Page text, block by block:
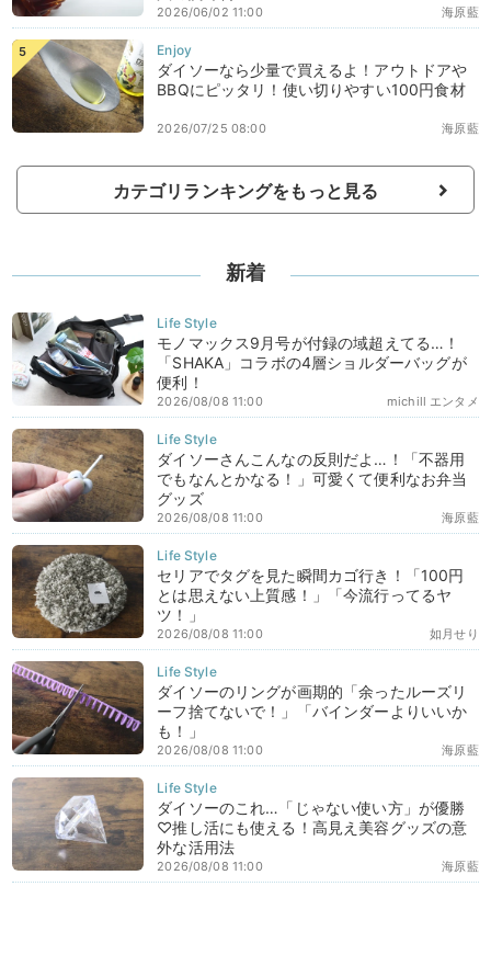
海原藍
2026/06/02 11:00
ダイソーなら少量で買えるよ！アウトドアや
BBQにピッタリ！使い切りやすい100円食材
海原藍
2026/07/25 08:00
カテゴリランキングをもっと見る
新着
モノマックス9月号が付録の域超えてる…！
「SHAKA」コラボの4層ショルダーバッグが
便利！
michill エンタメ
2026/08/08 11:00
ダイソーさんこんなの反則だよ…！「不器用
でもなんとかなる！」可愛くて便利なお弁当
グッズ
海原藍
2026/08/08 11:00
セリアでタグを見た瞬間カゴ行き！「100円
とは思えない上質感！」「今流行ってるヤ
ツ！」
如月せり
2026/08/08 11:00
ダイソーのリングが画期的「余ったルーズリ
ーフ捨てないで！」「バインダーよりいいか
も！」
海原藍
2026/08/08 11:00
ダイソーのこれ…「じゃない使い方」が優勝
♡推し活にも使える！高見え美容グッズの意
外な活用法
海原藍
2026/08/08 11:00